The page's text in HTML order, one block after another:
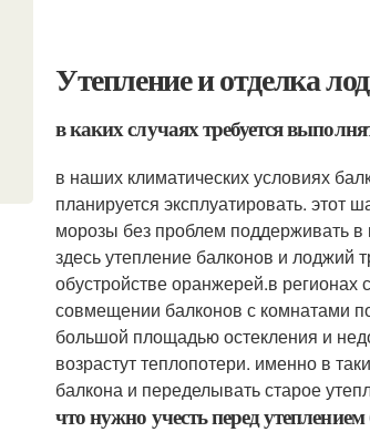
Утепление и отделка
в каких случаях требуется
в наших климатических условиях
планируется эксплуатировать. этот
морозы без проблем поддерживать
здесь утепление балконов и
обустройстве оранжерей.в
совмещении балконов с комнатами
большой площадью остекления и
возрастут теплопотери. именно в
балкона и переделывать старое
что нужно учесть перед